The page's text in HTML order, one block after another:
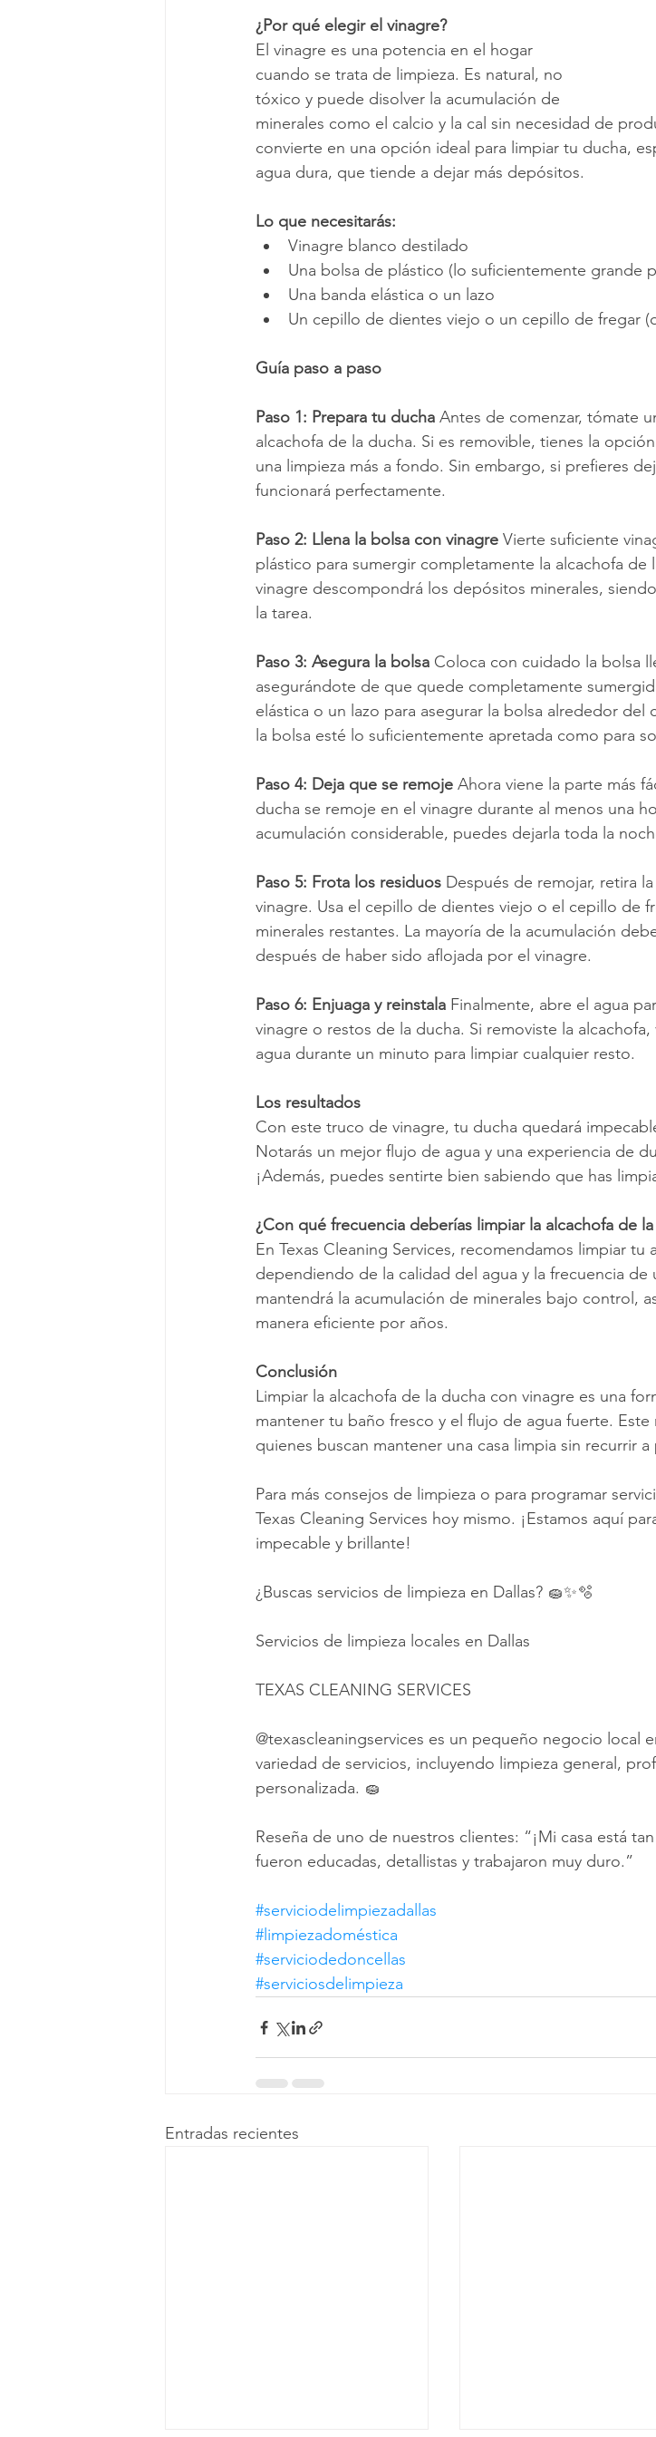
¿Por qué elegir el vinagre?
El vinagre es una potencia en el hogar
cuando se trata de limpieza. Es natural, no
tóxico y puede disolver la acumulación de
minerales como el calcio y la cal sin necesidad de
convierte en una opción ideal para limpiar tu ducha,
agua dura, que tiende a dejar más depósitos.
Lo que necesitarás:
Vinagre blanco destilado
Una bolsa de plástico (lo suficientemente grande
Una banda elástica o un lazo
Un cepillo de dientes viejo o un cepillo de fregar
Guía paso a paso
Paso 1: Prepara tu ducha Antes de comenzar, tómate
alcachofa de la ducha. Si es removible, tienes la
una limpieza más a fondo. Sin embargo, si prefieres
funcionará perfectamente.
Paso 2: Llena la bolsa con vinagre Vierte suficiente
plástico para sumergir completamente la alcachofa de
vinagre descompondrá los depósitos minerales,
la tarea.
Paso 3: Asegura la bolsa Coloca con cuidado la bolsa
asegurándote de que quede completamente
elástica o un lazo para asegurar la bolsa alrededor
la bolsa esté lo suficientemente apretada como para
Paso 4: Deja que se remoje Ahora viene la parte más
ducha se remoje en el vinagre durante al menos una
acumulación considerable, puedes dejarla toda la
Paso 5: Frota los residuos Después de remojar, retira
vinagre. Usa el cepillo de dientes viejo o el cepillo de
minerales restantes. La mayoría de la acumulación
después de haber sido aflojada por el vinagre.
Paso 6: Enjuaga y reinstala Finalmente, abre el agua
vinagre o restos de la ducha. Si removiste la alcachofa,
agua durante un minuto para limpiar cualquier resto.
Los resultados
Con este truco de vinagre, tu ducha quedará
Notarás un mejor flujo de agua y una experiencia de
¡Además, puedes sentirte bien sabiendo que has
¿Con qué frecuencia deberías limpiar la alcachofa de
En Texas Cleaning Services, recomendamos limpiar tu
dependiendo de la calidad del agua y la frecuencia
mantendrá la acumulación de minerales bajo control,
manera eficiente por años.
Conclusión
Limpiar la alcachofa de la ducha con vinagre es una
mantener tu baño fresco y el flujo de agua fuerte.
quienes buscan mantener una casa limpia sin recurrir
Para más consejos de limpieza o para programar
Texas Cleaning Services hoy mismo. ¡Estamos aquí
impecable y brillante!
¿Buscas servicios de limpieza en Dallas? 🧽✨🫧
Servicios de limpieza locales en Dallas
TEXAS CLEANING SERVICES
@texascleaningservices es un pequeño negocio local
variedad de servicios, incluyendo limpieza general,
personalizada. 🧽
Reseña de uno de nuestros clientes: “¡Mi casa está
fueron educadas, detallistas y trabajaron muy duro.”
#serviciodelimpiezadallas
#limpiezadoméstica
#serviciodedoncellas
#serviciosdelimpieza
Entradas recientes